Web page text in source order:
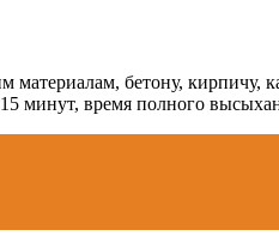
материалам, бетону, кирпичу,
минут, время полного